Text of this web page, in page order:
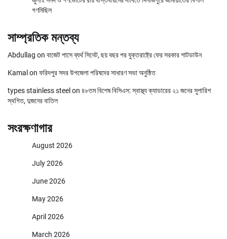
গণমিছিল
সাম্প্রতিক মন্তব্য
Abdullag on বাজেট পাসে ব্যর্থ সিনেট, ছয় বছর পর যুক্তরাষ্ট্রে ফের সরকার শাটডাউন
Kamalon ফরিদপুর সদর উপজেলা পরিষদের সাধারণ সভা অনুষ্ঠিত
types stainless steelon ৪৮তম বিশেষ বিসিএস: স্বাস্থ্য ক্যাডারের ২১ জনের সুপারিশ
স্থগিত, দুজনের বাতিল
সংরক্ষণাগার
August 2026
July 2026
June 2026
May 2026
April 2026
March 2026